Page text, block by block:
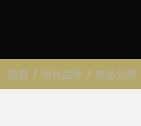
首頁 / 所有品牌 / 商品分類